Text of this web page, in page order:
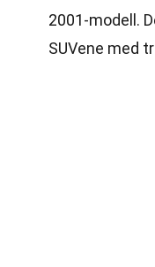
2001-modell.
SUVene med